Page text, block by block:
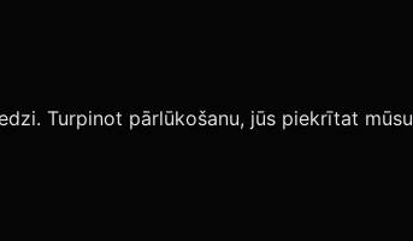
Turpinot pārlūkošanu, jūs piekrītat mūsu